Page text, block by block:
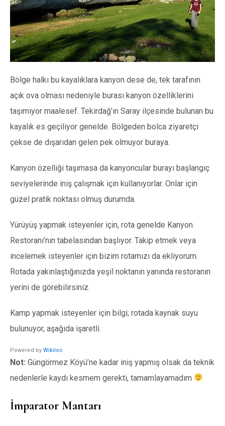
Bölge halkı bu kayalıklara kanyon dese de, tek tarafının
açık ova olması nedeniyle burası kanyon özelliklerini
taşımıyor maalesef. Tekirdağ’ın Saray ilçesinde bulunan bu
kayalık es geçiliyor genelde. Bölgeden bolca ziyaretçi
çekse de dışarıdan gelen pek olmuyor buraya.
Kanyon özelliği taşımasa da kanyoncular burayı başlangıç
seviyelerinde iniş çalışmak için kullanıyorlar. Onlar için
güzel pratik noktası olmuş durumda.
Yürüyüş yapmak isteyenler için, rota genelde Kanyon
Restoranı’nın tabelasından başlıyor. Takip etmek veya
incelemek isteyenler için bizim rotamızı da ekliyorum.
Rotada yakınlaştığınızda yeşil noktanın yanında restoranın
yerini de görebilirsiniz.
Kamp yapmak isteyenler için bilgi; rotada kaynak suyu
bulunuyor, aşağıda işaretli.
Powered by Wikiloc
Not: Güngörmez Köyü’ne kadar iniş yapmış olsak da teknik
nedenlerle kaydı kesmem gerekti, tamamlayamadım
İmparator Mantarı